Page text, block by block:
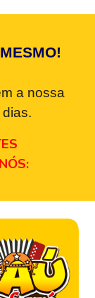
a nossa